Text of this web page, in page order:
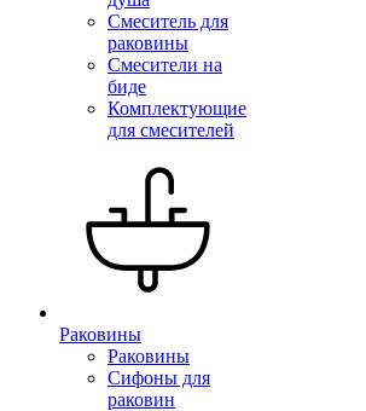
Смеситель для
раковины
Смесители на
биде
Комплектующие
для смесителей
Раковины
Раковины
Сифоны для
раковин